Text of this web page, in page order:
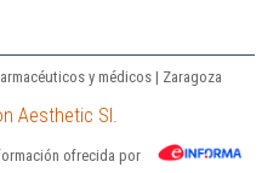
y médicos | Zaragoza
Aesthetic Sl.
ofrecida por